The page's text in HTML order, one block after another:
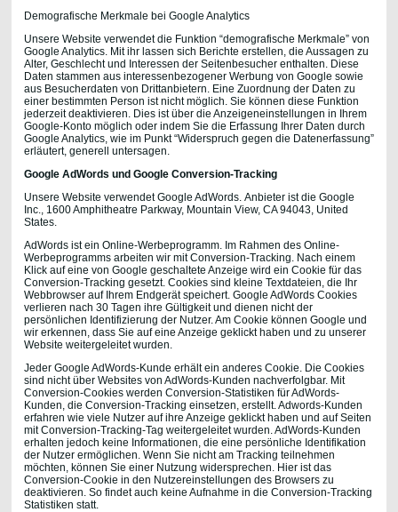
Demografische Merkmale bei Google Analytics
Unsere Website verwendet die Funktion “demografische Merkmale” von
Google Analytics. Mit ihr lassen sich Berichte erstellen, die Aussagen zu
Alter, Geschlecht und Interessen der Seitenbesucher enthalten. Diese
Daten stammen aus interessenbezogener Werbung von Google sowie
aus Besucherdaten von Drittanbietern. Eine Zuordnung der Daten zu
einer bestimmten Person ist nicht möglich. Sie können diese Funktion
jederzeit deaktivieren. Dies ist über die Anzeigeneinstellungen in Ihrem
Google-Konto möglich oder indem Sie die Erfassung Ihrer Daten durch
Google Analytics, wie im Punkt “Widerspruch gegen die Datenerfassung”
erläutert, generell untersagen.
Google AdWords und Google Conversion-Tracking
Unsere Website verwendet Google AdWords. Anbieter ist die Google
Inc., 1600 Amphitheatre Parkway, Mountain View, CA 94043, United
States.
AdWords ist ein Online-Werbeprogramm. Im Rahmen des Online-
Werbeprogramms arbeiten wir mit Conversion-Tracking. Nach einem
Klick auf eine von Google geschaltete Anzeige wird ein Cookie für das
Conversion-Tracking gesetzt. Cookies sind kleine Textdateien, die Ihr
Webbrowser auf Ihrem Endgerät speichert. Google AdWords Cookies
verlieren nach 30 Tagen ihre Gültigkeit und dienen nicht der
persönlichen Identifizierung der Nutzer. Am Cookie können Google und
wir erkennen, dass Sie auf eine Anzeige geklickt haben und zu unserer
Website weitergeleitet wurden.
Jeder Google AdWords-Kunde erhält ein anderes Cookie. Die Cookies
sind nicht über Websites von AdWords-Kunden nachverfolgbar. Mit
Conversion-Cookies werden Conversion-Statistiken für AdWords-
Kunden, die Conversion-Tracking einsetzen, erstellt. Adwords-Kunden
erfahren wie viele Nutzer auf ihre Anzeige geklickt haben und auf Seiten
mit Conversion-Tracking-Tag weitergeleitet wurden. AdWords-Kunden
erhalten jedoch keine Informationen, die eine persönliche Identifikation
der Nutzer ermöglichen. Wenn Sie nicht am Tracking teilnehmen
möchten, können Sie einer Nutzung widersprechen. Hier ist das
Conversion-Cookie in den Nutzereinstellungen des Browsers zu
deaktivieren. So findet auch keine Aufnahme in die Conversion-Tracking
Statistiken statt.